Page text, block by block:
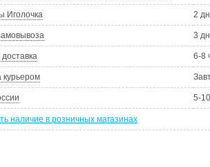
Иголочка 2
3
6-8
курьером
5-
наличие в розничных магазинах